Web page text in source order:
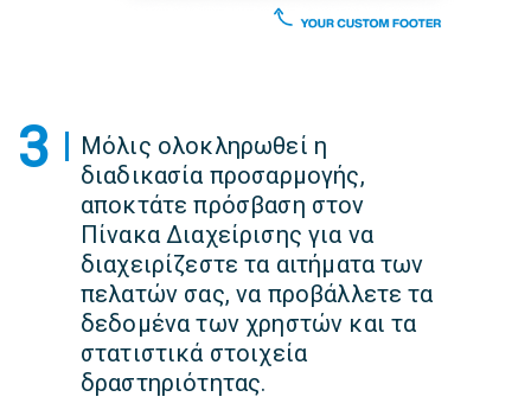
3
Μόλις ολοκληρωθεί η
διαδικασία προσαρμογής,
αποκτάτε πρόσβαση στον
Πίνακα Διαχείρισης για να
διαχειρίζεστε τα αιτήματα των
πελατών σας, να προβάλλετε τα
δεδομένα των χρηστών και τα
στατιστικά στοιχεία
δραστηριότητας.